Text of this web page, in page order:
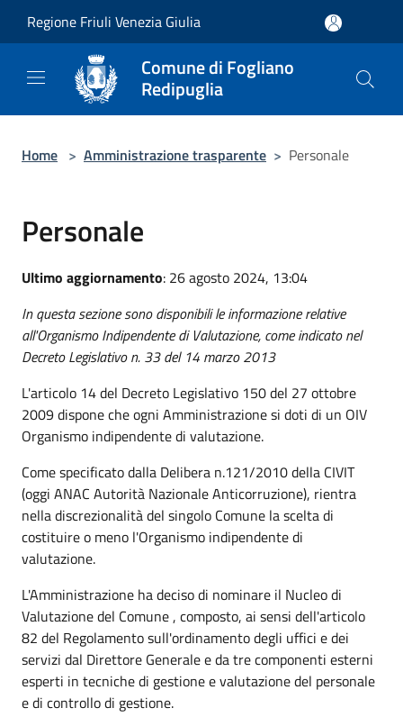
Regione Friuli Venezia Giulia
Comune di Fogliano
Redipuglia
Home > Amministrazione trasparente > Personale
Personale
Ultimo aggiornamento: 26 agosto 2024, 13:04
In questa sezione sono disponibili le informazione relative
all'Organismo Indipendente di Valutazione, come indicato nel
Decreto Legislativo n. 33 del 14 marzo 2013
L'articolo 14 del Decreto Legislativo 150 del 27 ottobre
2009 dispone che ogni Amministrazione si doti di un OIV
Organismo indipendente di valutazione.
Come specificato dalla Delibera n.121/2010 della CIVIT
(oggi ANAC Autorità Nazionale Anticorruzione), rientra
nella discrezionalità del singolo Comune la scelta di
costituire o meno l'Organismo indipendente di
valutazione.
L'Amministrazione ha deciso di nominare il Nucleo di
Valutazione del Comune , composto, ai sensi dell'articolo
82 del Regolamento sull'ordinamento degli uffici e dei
servizi dal Direttore Generale e da tre componenti esterni
esperti in tecniche di gestione e valutazione del personale
e di controllo di gestione.